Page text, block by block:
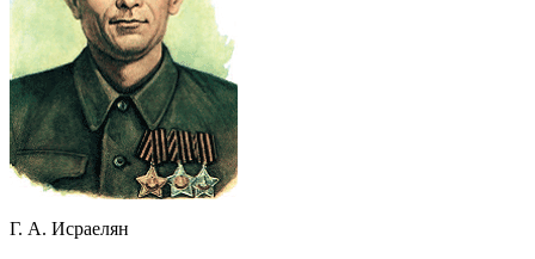
Г. А. Исраелян